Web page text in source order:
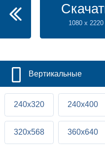
1080 x 2220
Вертикальные
240x320 240x400
320x568 360x640